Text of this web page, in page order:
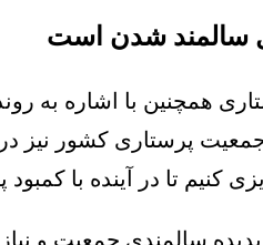
سالمند شدن است
همچنین با اشاره
کنیم تا در آینده با
پدیده سالمندی جمعیت و